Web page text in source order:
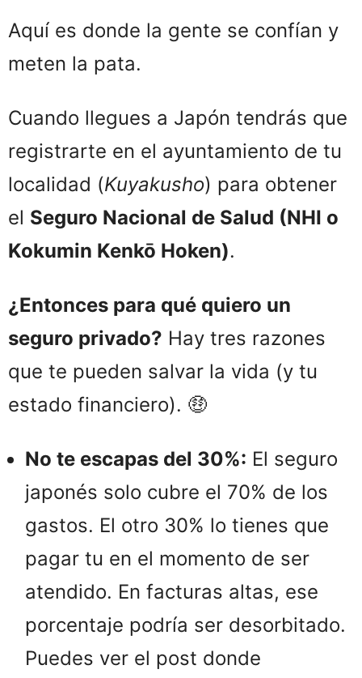
Aquí es donde la gente se confían y
meten la pata.
Cuando llegues a Japón tendrás que
registrarte en el ayuntamiento de tu
localidad (Kuyakusho) para obtener
el Seguro Nacional de Salud (NHI o
Kokumin Kenkō Hoken).
¿Entonces para qué quiero un
seguro privado? Hay tres razones
que te pueden salvar la vida (y tu
estado financiero). 🤑
No te escapas del 30%: El seguro
japonés solo cubre el 70% de los
gastos. El otro 30% lo tienes que
pagar tu en el momento de ser
atendido. En facturas altas, ese
porcentaje podría ser desorbitado.
Puedes ver el post donde